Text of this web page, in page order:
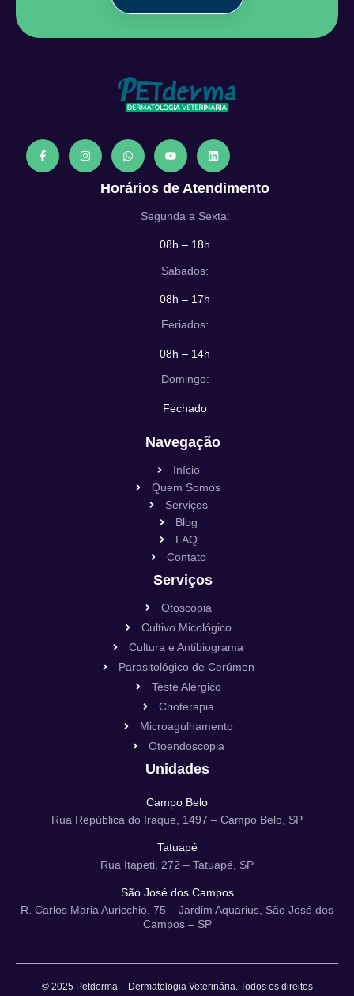
Horários de Atendimento
Segunda a Sexta:
08h – 18h
Sábados:
08h – 17h
Feriados:
08h – 14h
Domingo:
Fechado
Navegação
Início
Quem Somos
Serviços
Blog
FAQ
Contato
Serviços
Otoscopia
Cultivo Micológico
Cultura e Antibiograma
Parasitológico de Cerúmen
Teste Alérgico
Crioterapia
Microagulhamento
Otoendoscopia
Unidades
Campo Belo
Rua República do Iraque, 1497 – Campo Belo, SP
Tatuapé
Rua Itapeti, 272 – Tatuapé, SP
São José dos Campos
R. Carlos Maria Auricchio, 75 – Jardim Aquarius, São José dos
Campos – SP
© 2025 Petderma – Dermatologia Veterinária. Todos os direitos